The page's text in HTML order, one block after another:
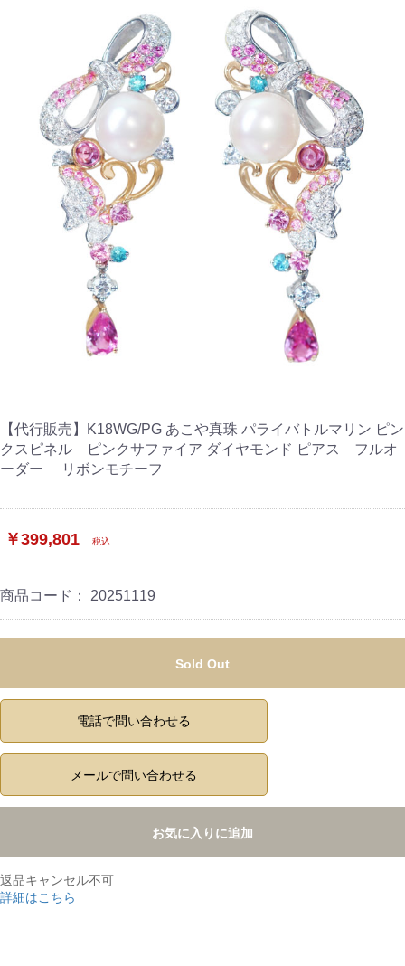
【代行販売】K18WG/PG あこや真珠 パライバトルマリン ピン
クスピネル ピンクサファイア ダイヤモンド ピアス フルオ
ーダー リボンモチーフ
￥399,801 税込
商品コード： 20251119
Sold Out
電話で問い合わせる
メールで問い合わせる
お気に入りに追加
返品キャンセル不可
詳細はこちら